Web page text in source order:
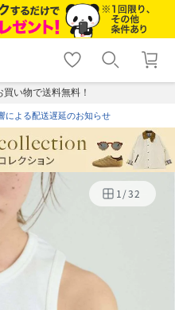
shopping_cart lock_outline
ログイン
い物で送料無料！
による配送遅延のお知らせ
1/32